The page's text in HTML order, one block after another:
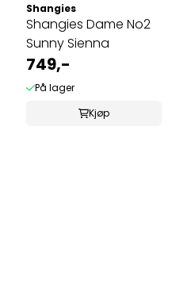
Shangies
Shangies Dame No2
Sunny Sienna
749,-
På lager
Kjøp